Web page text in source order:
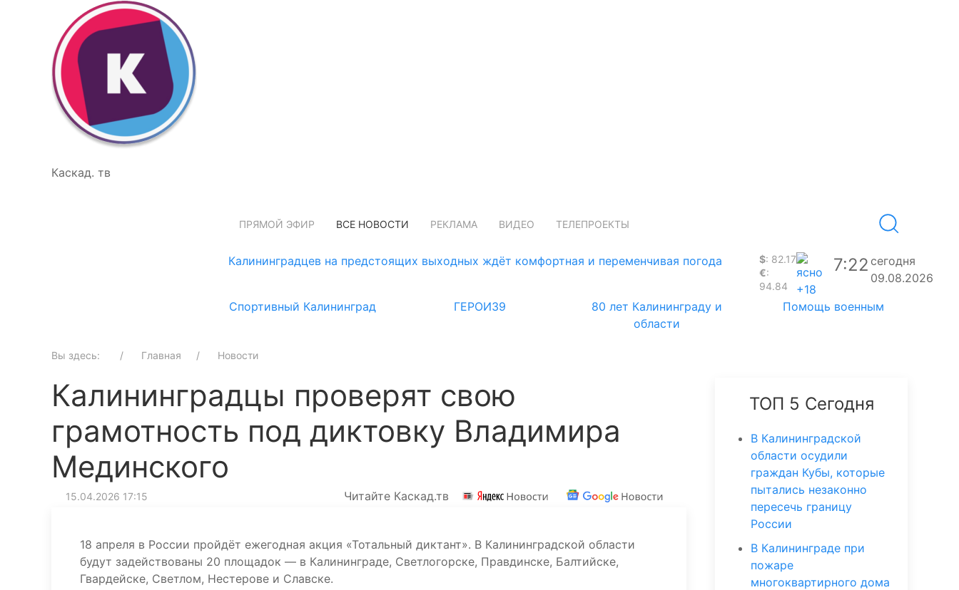
Каскад. тв
ПРЯМОЙ ЭФИР ВСЕ НОВОСТИ РЕКЛАМА ВИДЕО ТЕЛЕПРОЕКТЫ
Калининградцев на предстоящих выходных ждёт комфортная и переменчивая погода $: 82.17
€:
94.84
+18
7:22 сегодня
09.08.2026
Спортивный Калининград
ГЕРОИ39
80 лет Калининграду и
области
Помощь военным
Вы здесь: Главная Новости
Калининградцы проверят свою
грамотность под диктовку Владимира
Мединского
15.04.2026 17:15 Читайте Каскад.тв
18 апреля в России пройдёт ежегодная акция «Тотальный диктант». В Калининградской области
будут задействованы 20 площадок — в Калининграде, Светлогорске, Правдинске, Балтийске,
Гвардейске, Светлом, Нестерове и Славске.
ТОП 5 Сегодня
В Калининградской
области осудили
граждан Кубы, которые
пытались незаконно
пересечь границу
России
В Калининграде при
пожаре
многоквартирного дома